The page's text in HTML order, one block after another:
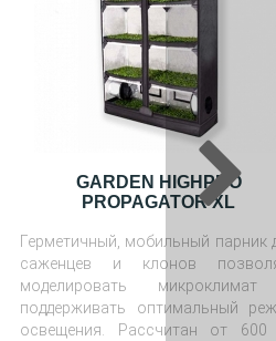
GARDEN HIGHPRO
PROPAGATOR XL
Герметичный, мобильный парник
саженцев и клонов
моделировать
поддерживать оптимальный
освещения. Рассчитан от 600